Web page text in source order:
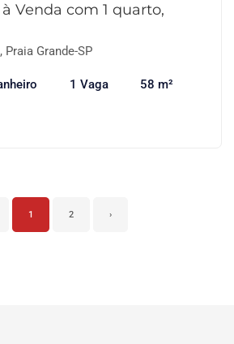
Venda com 1 quarto,
Grande-SP
1 Vaga 58 m²
1 2 ›